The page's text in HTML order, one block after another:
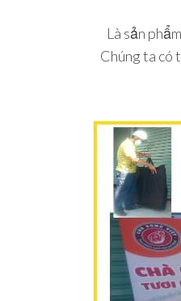
Là sản
Chúng ta có